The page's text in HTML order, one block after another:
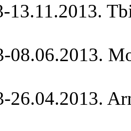
13.11.2013.
08.06.2013.
26.04.2013.